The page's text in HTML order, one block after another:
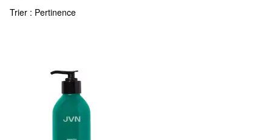
Trier : Pertinence